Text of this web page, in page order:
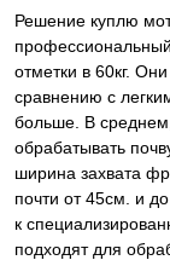
Решение куплю
отметки в 60кг.
сравнению с
больше. В
обрабатывать
ширина захвата
почти от 45см. и
к
подходят для